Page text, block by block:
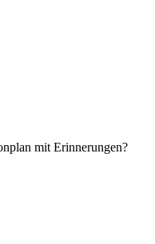
mit Erinnerungen?